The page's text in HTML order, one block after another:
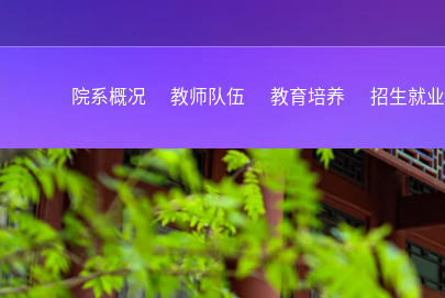
院系概况 教师队伍 教育培养 招生就业